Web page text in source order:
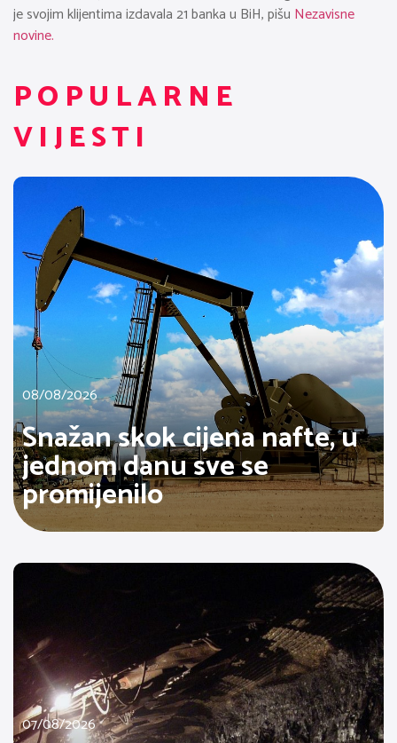
je svojim klijentima izdavala 21 banka u BiH, pišu Nezavisne
novine.
POPULARNE
VIJESTI
08/08/2026
Snažan skok cijena nafte, u
jednom danu sve se
promijenilo
07/08/2026